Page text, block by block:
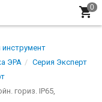
ЭРА
Серия Эксперт
гориз. IP65,